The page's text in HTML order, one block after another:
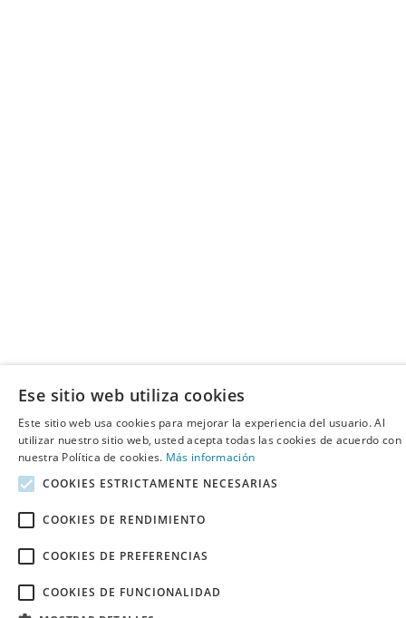
Ese sitio web utiliza cookies
Este sitio web usa cookies para mejorar la experiencia del usuario. Al
utilizar nuestro sitio web, usted acepta todas las cookies de acuerdo con
nuestra Política de cookies. Más información
COOKIES ESTRICTAMENTE NECESARIAS
COOKIES DE RENDIMIENTO
COOKIES DE PREFERENCIAS
COOKIES DE FUNCIONALIDAD